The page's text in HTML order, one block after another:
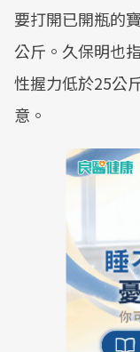
要打開已開瓶的
公斤。久保明也
性握力低於25公
意。